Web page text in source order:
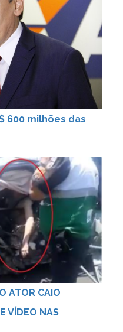
600 milhões das
ATOR CAIO
VÍDEO NAS